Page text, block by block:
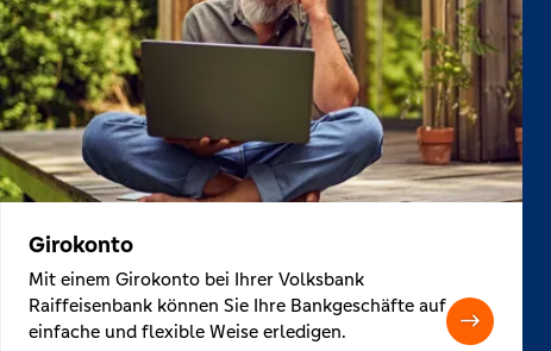
Girokonto
Mit einem Girokonto bei Ihrer Volksbank
Raiffeisenbank können Sie Ihre Bankgeschäfte auf
einfache und flexible Weise erledigen.